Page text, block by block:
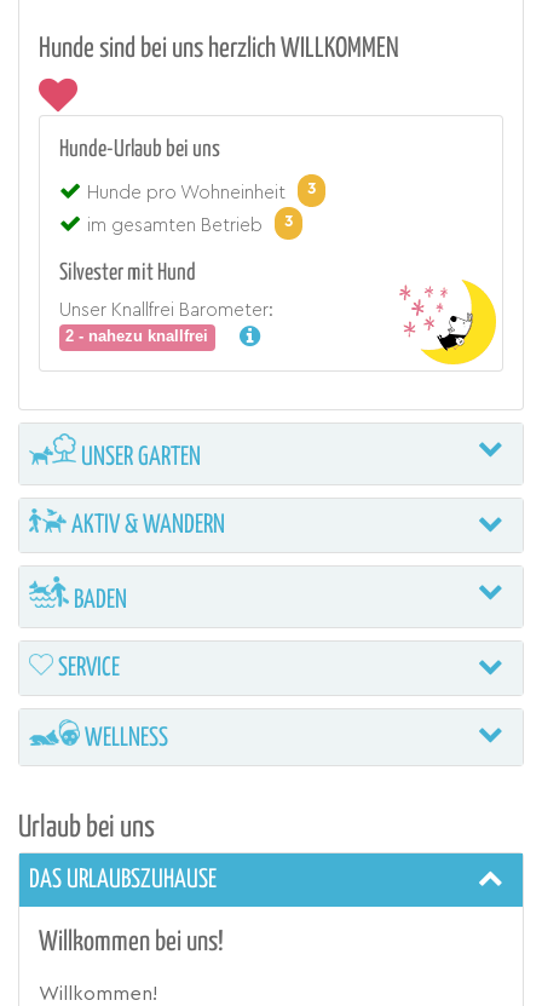
Hunde sind bei uns herzlich WILLKOMMEN
Hunde-Urlaub bei uns
Hunde pro Wohneinheit 3
im gesamten Betrieb 3
Silvester mit Hund
Unser Knallfrei Barometer:
2 - nahezu knallfrei
UNSER GARTEN
AKTIV & WANDERN
BADEN
SERVICE
WELLNESS
Urlaub bei uns
DAS URLAUBSZUHAUSE
Willkommen bei uns!
Willkommen!